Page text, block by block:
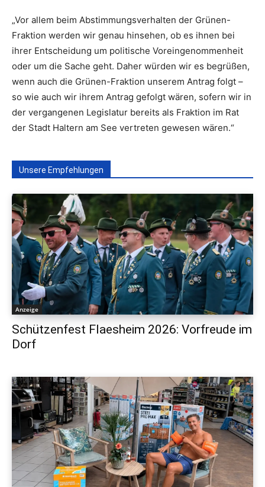
„Vor allem beim Abstimmungsverhalten der Grünen-
Fraktion werden wir genau hinsehen, ob es ihnen bei
ihrer Entscheidung um politische Voreingenommenheit
oder um die Sache geht. Daher würden wir es begrüßen,
wenn auch die Grünen-Fraktion unserem Antrag folgt –
so wie auch wir ihrem Antrag gefolgt wären, sofern wir in
der vergangenen Legislatur bereits als Fraktion im Rat
der Stadt Haltern am See vertreten gewesen wären.“
Unsere Empfehlungen
Anzeige
Schützenfest Flaesheim 2026: Vorfreude im
Dorf